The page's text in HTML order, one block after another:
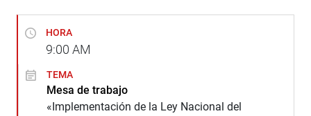
HORA
9:00 AM
TEMA
Mesa de trabajo
«Implementación de la Ley Nacional del